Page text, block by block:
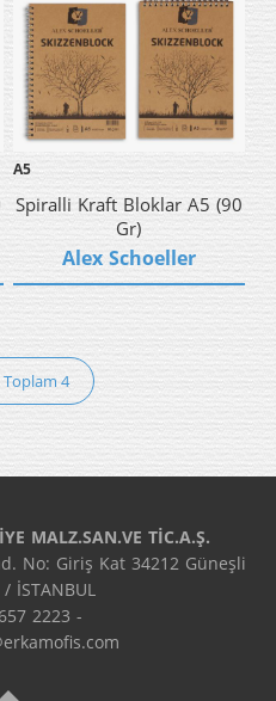
A5
Spiralli Kraft Bloklar A5 (90
Gr)
Alex Schoeller
Toplam 4
MALZ.SAN.VE TİC.A.Ş.
No: Giriş Kat 34212 Güneşli
İSTANBUL
2223 -